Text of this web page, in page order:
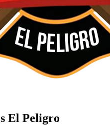
El Peligro